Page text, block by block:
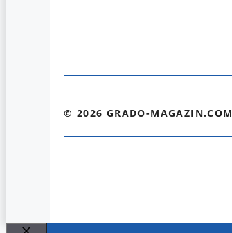
© 2026 GRADO-MAGAZIN.COM